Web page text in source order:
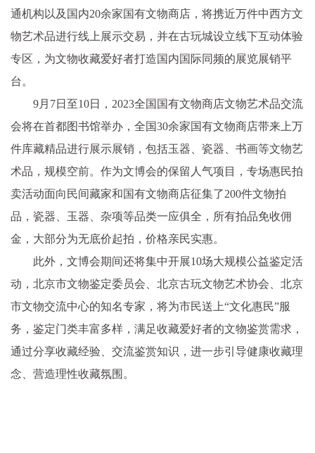
通机构以及国内20余家国有文物商店，将携近万件中西方文
物艺术品进行线上展示交易，并在古玩城设立线下互动体验
专区，为文物收藏爱好者打造国内国际同频的展览展销平
台。
9月7日至10日，2023全国国有文物商店文物艺术品交流
会将在首都图书馆举办，全国30余家国有文物商店带来上万
件库藏精品进行展示展销，包括玉器、瓷器、书画等文物艺
术品，规模空前。作为文博会的保留人气项目，专场惠民拍
卖活动面向民间藏家和国有文物商店征集了200件文物拍
品，瓷器、玉器、杂项等品类一应俱全，所有拍品免收佣
金，大部分为无底价起拍，价格亲民实惠。
此外，文博会期间还将集中开展10场大规模公益鉴定活
动，北京市文物鉴定委员会、北京古玩文物艺术协会、北京
市文物交流中心的知名专家，将为市民送上“文化惠民”服
务，鉴定门类丰富多样，满足收藏爱好者的文物鉴赏需求，
通过分享收藏经验、交流鉴赏知识，进一步引导健康收藏理
念、营造理性收藏氛围。